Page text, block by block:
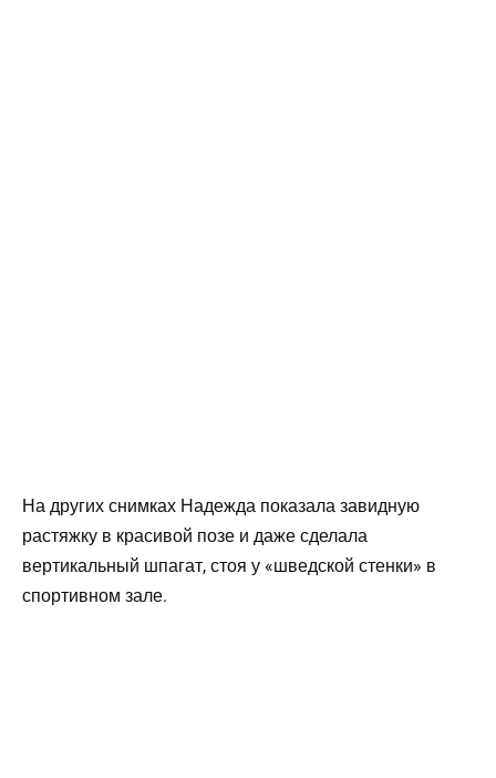
На других снимках Надежда показала завидную
растяжку в красивой позе и даже сделала
вертикальный шпагат, стоя у «шведской стенки» в
спортивном зале.